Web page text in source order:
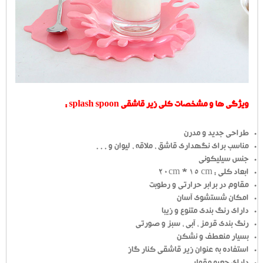
ویژگی ها و مشخصات کلی زیر قاشقی splash spoon :
طراحی جدید و مدرن
مناسب برای نگهداری قاشق ، ملاقه ، لیوان و . . .
جنس سیلیکونی
ابعاد کلی : 20cm * 15 cm
مقاوم در برابر حرارتی و رطوبت
امکان شستشوی آسان
دارای رنگ بندی متنوع و زیبا
رنگ بندی قرمز ، آبی ، سبز و صورتی
بسیار منعطف و نشکن
استفاده به عنوان زیر قاشقی کنار گاز